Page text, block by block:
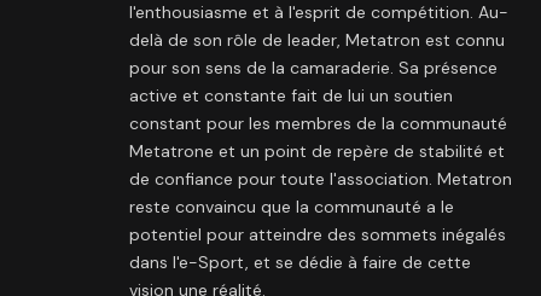
l'enthousiasme et à l'esprit de compétition. Au-
delà de son rôle de leader, Metatron est connu
pour son sens de la camaraderie. Sa présence
active et constante fait de lui un soutien
constant pour les membres de la communauté
Metatrone et un point de repère de stabilité et
de confiance pour toute l'association. Metatron
reste convaincu que la communauté a le
potentiel pour atteindre des sommets inégalés
dans l'e-Sport, et se dédie à faire de cette
vision une réalité.